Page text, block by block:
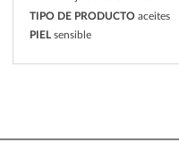
TIPO DE PRODUCTO aceites
PIEL sensible